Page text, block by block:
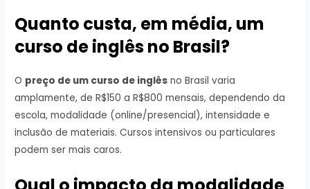
Quanto custa, em média, um
curso de inglês no Brasil?
O preço de um curso de inglês no Brasil varia
amplamente, de R$150 a R$800 mensais, dependendo da
escola, modalidade (online/presencial), intensidade e
inclusão de materiais. Cursos intensivos ou particulares
podem ser mais caros.